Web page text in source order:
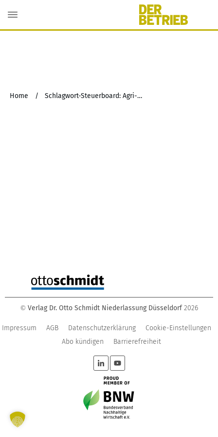
Home / Schlagwort-Steuerboard: Agri-Photovoltaikanlage
© Verlag Dr. Otto Schmidt Niederlassung Düsseldorf 2026
Impressum AGB Datenschutzerklärung
Cookie-Einstellungen
Abo kündigen
Barrierefreiheit